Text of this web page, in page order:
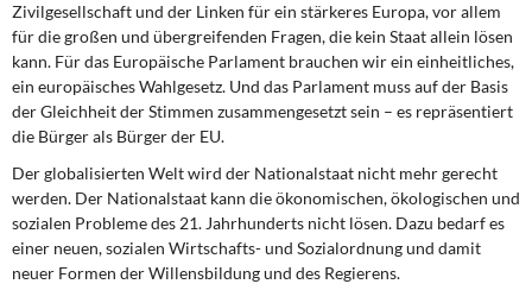
Zivilgesellschaft und der Linken für ein stärkeres Europa, vor allem
für die großen und übergreifenden Fragen, die kein Staat allein lösen
kann. Für das Europäische Parlament brauchen wir ein einheitliches,
ein europäisches Wahlgesetz. Und das Parlament muss auf der Basis
der Gleichheit der Stimmen zusammengesetzt sein – es repräsentiert
die Bürger als Bürger der EU.
Der globalisierten Welt wird der Nationalstaat nicht mehr gerecht
werden. Der Nationalstaat kann die ökonomischen, ökologischen und
sozialen Probleme des 21. Jahrhunderts nicht lösen. Dazu bedarf es
einer neuen, sozialen Wirtschafts- und Sozialordnung und damit
neuer Formen der Willensbildung und des Regierens.